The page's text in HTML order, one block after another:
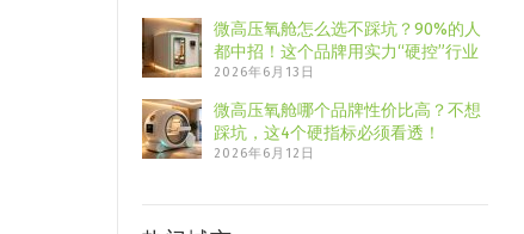
微高压氧舱怎么选不踩坑？90%的人
都中招！这个品牌用实力“硬控”行业
2026年6月13日
微高压氧舱哪个品牌性价比高？不想
踩坑，这4个硬指标必须看透！
2026年6月12日